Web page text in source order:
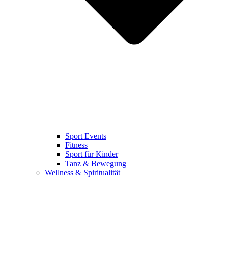
Sport Events
Fitness
Sport für Kinder
Tanz & Bewegung
Wellness & Spiritualität